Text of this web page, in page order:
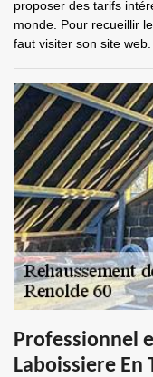
proposer des tarifs
monde. Pour recueillir
faut visiter son site web.
Professionnel
Laboissiere En